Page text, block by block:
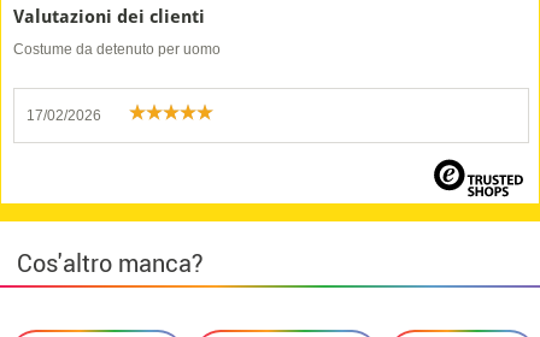
Valutazioni dei clienti
Costume da detenuto per uomo
17/02/2026
Cos'altro manca?